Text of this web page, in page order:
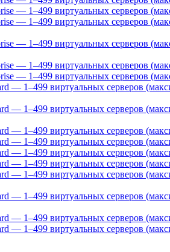
— 1–499 виртуальных серверов
— 1–499 виртуальных серверов
— 1–499 виртуальных серверов
— 1–499 виртуальных серверов
— 1–499 виртуальных серверов
— 1–499 виртуальных серверов
— 1–499 виртуальных серверов
— 1–499 виртуальных серверов
— 1–499 виртуальных серверов
— 1–499 виртуальных серверов
— 1–499 виртуальных серверов
— 1–499 виртуальных серверов
— 1–499 виртуальных серверов
— 1–499 виртуальных серверов
— 1–499 виртуальных серверов